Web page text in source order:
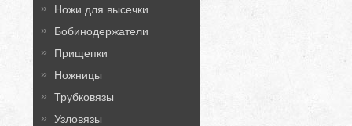
Ножи для высечки
Бобинодержатели
Прищепки
Ножницы
Трубковязы
Узловязы